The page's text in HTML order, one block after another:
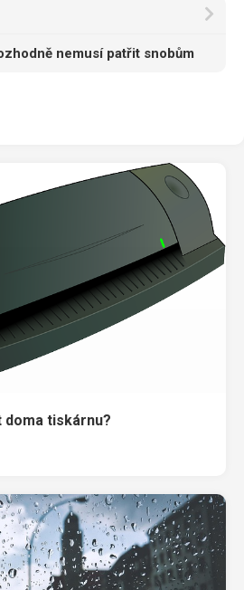
nemusí patřit snobům
doma tiskárnu?